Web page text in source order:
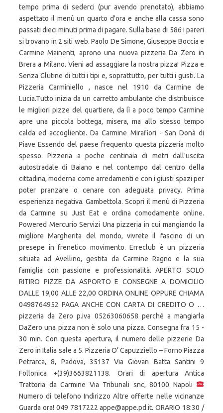
tempo prima di sederci (pur avendo prenotato), abbiamo
aspettato il menù un quarto d'ora e anche alla cassa sono
passati dieci minuti prima di pagare. Sulla base di 586 i pareri
si trovano in 2 siti web. Paolo De Simone, Giuseppe Boccia e
Carmine Mainenti, aprono una nuova pizzeria Da Zero in
Brera a Milano. Vieni ad assaggiare la nostra pizza! Pizza e
Senza Glutine di tutti i tipi e, soprattutto, per tutti i gusti. La
Pizzeria Carminiello , nasce nel 1910 da Carmine de
Lucia.Tutto inizia da un carretto ambulante che distribuisce
le migliori pizze del quartiere, da lì a poco tempo Carmine
apre una piccola bottega, misera, ma allo stesso tempo
calda ed accogliente. Da Carmine Mirafiori - San Donà di
Piave Essendo del paese frequento questa pizzeria molto
spesso. Pizzeria a poche centinaia di metri dall'uscita
autostradale di Baiano e nel contempo dal centro della
cittadina, moderna come arredamenti e con i giusti spazi per
poter pranzare o cenare con adeguata privacy. Prima
esperienza negativa. Gambettola. Scopri il menù di Pizzeria
da Carmine su Just Eat e ordina comodamente online.
Powered Mercurio Servizi Una pizzeria in cui mangiando la
migliore Margherita del mondo, vivrete il fascino di un
presepe in frenetico movimento. Erreclub è un pizzeria
situata ad Avellino, gestita da Carmine Ragno e la sua
famiglia con passione e professionalità. APERTO SOLO
RITIRO PIZZE DA ASPORTO E CONSEGNE A DOMICILIO
DALLE 19,00 ALLE 22,00 ORDINA ONLINE OPPURE CHIAMA
0498764952 PAGA ANCHE CON CARTA DI CREDITO O …
pizzeria da Zero p.iva 05263060658 perché a mangiarla
DaZero una pizza non è solo una pizza. Consegna fra 15 -
30 min. Con questa apertura, il numero delle pizzerie Da
Zero in Italia sale a 5. Pizzeria O’ Capuzziello – Forno Piazza
Petrarca, 8, Padova, 35137 Via Giovan Batta Santini 9
Follonica +(39)3663821138. Orari di apertura Antica
Trattoria da Carmine Via Tribunali snc, 80100 Napoli
Numero di telefono Indirizzo Altre offerte nelle vicinanze
Guarda ora! 049 7817222 appe@appe.pd.it. ORARIO 18:30 /